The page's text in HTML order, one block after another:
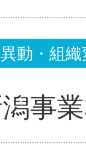
動・組
潟事